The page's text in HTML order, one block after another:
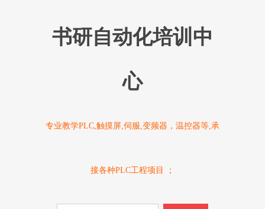
书研自动化培训中
心
专业教学PLC,触摸屏,伺服,变频器，温控器等,承
接各种PLC工程项目 ；